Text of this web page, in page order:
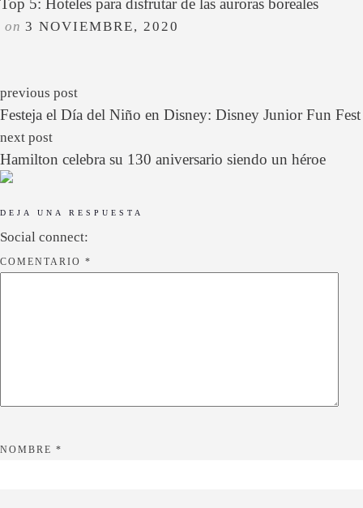
Top 5: Hoteles para disfrutar de las auroras boreales
on 3 NOVIEMBRE, 2020
previous post
Festeja el Día del Niño en Disney: Disney Junior Fun Fest
next post
Hamilton celebra su 130 aniversario siendo un héroe
DEJA UNA RESPUESTA
Social connect:
COMENTARIO *
NOMBRE *